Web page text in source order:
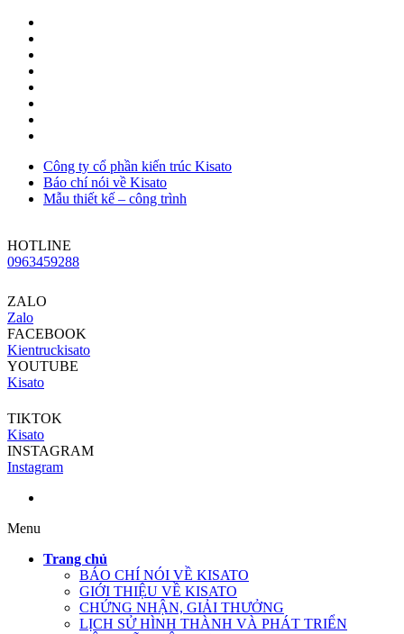
Công ty cổ phần kiến trúc Kisato
Báo chí nói về Kisato
Mẫu thiết kế – công trình
HOTLINE
0963459288
ZALO
Zalo
FACEBOOK
Kientruckisato
YOUTUBE
Kisato
TIKTOK
Kisato
INSTAGRAM
Instagram
Menu
Trang chủ
BÁO CHÍ NÓI VỀ KISATO
GIỚI THIỆU VỀ KISATO
CHỨNG NHẬN, GIẢI THƯỞNG
LỊCH SỬ HÌNH THÀNH VÀ PHÁT TRIỂN